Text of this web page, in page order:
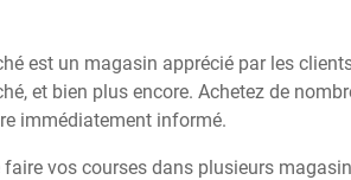
est un magasin apprécié par les
et bien plus encore. Achetez de
immédiatement informé.
faire vos courses dans plusieurs